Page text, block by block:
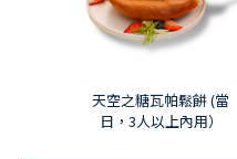
天空之糖瓦帕鬆餅 (當
日，3人以上內用）